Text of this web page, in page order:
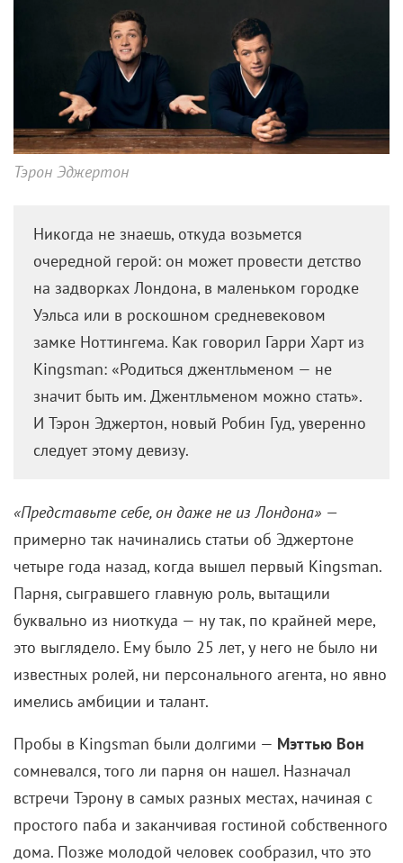
Тэрон Эджертон
очередной герой: он может провести детство
на задворках Лондона, в маленьком городке
Уэльса или в роскошном средневековом
замке Ноттингема. Как говорил Гарри Харт из
Kingsman: «Родиться джентльменом — не
значит быть им. Джентльменом можно стать».
И Тэрон Эджертон, новый Робин Гуд, уверенно
следует этому девизу.
примерно так начинались статьи об Эджертоне
четыре года назад, когда вышел первый Kingsman.
Парня, сыгравшего главную роль, вытащили
буквально из ниоткуда — ну так, по крайней мере,
это выглядело. Ему было 25 лет, у него не было ни
известных ролей, ни персонального агента, но явно
имелись амбиции и талант.
Пробы в Kingsman были долгими —
сомневался, того ли парня он нашел. Назначал
встречи Тэрону в самых разных местах, начиная с
простого паба и заканчивая гостиной собственного
дома. Позже молодой человек сообразил, что это
были своего рода проверки: что он будет делать в